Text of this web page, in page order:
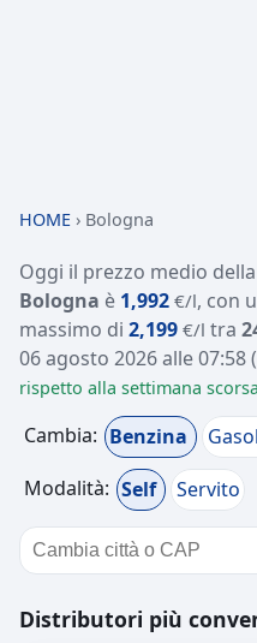
HOME › Bologna
Oggi il prezzo medio della
Bologna è 1,992 €/l, con
massimo di 2,199 €/l tra
06 agosto 2026 alle 07:58
rispetto alla settimana
Cambia: Benzina
Modalità: Self Servito
Distributori più